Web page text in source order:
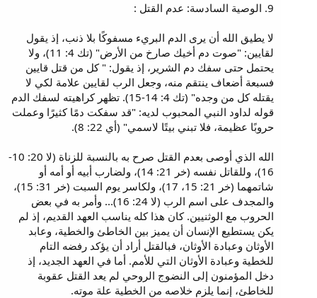
9. الوصية السادسة: عدم القتل :
لا يطيق الله أن يرى الدم البريء مسفوكًا بلا ذنب، إذ يقول
لقايين: "صوت دم أخيك صارخ من الأرض" (تك 4: 11)، ولا
يحتمل حتى سفك دم الشرير، إذ يقول: " كل من قتل قايين
فسبعة أضعاف ينتقم منه، وجعل الرب لقايين علامة لكي لا
يقتله كل من وجده" (تك 4: 14-15). تظهر كراهيته لسفك الدم
قوله لداود النبي المحبوب لديه: "قد سفكت دمًا كثيرًا وعملت
حروبًا عظيمة، فلا تبني بيتًا لاسمي" (أي 22: 8).
الله الذي أوصى بعدم القتل صرح به بالنسبة للزناة (لا 20: 10-
16)، وللقاتل نفسه (خر 21: 14)، ولضارب أبيه أو أمه أو
شاتمهما (خر 21: 15، 17)، ولكاسر يوم السبت (خر 31: 15)،
والمجدف على اسم الرب (لا 24: 16)... وأمر به في بعض
الحروب مع الوثنيين. كان هذا كله يناسب العهد القديم، إذ لم
يكن يستطيع الإنسان أن يميز بين الخاطئ والخطية، وعابد
الأوثان وعبادة الأوثان، فبالقتل أراد أن يؤكد رفضه التام
للخطية وعبادة الأوثان التي للأمم. أما في العهد الجديد، إذ
دخل المؤمنون إلى النضوج الروحي لم يعد القتل عقوبة
للخاطئ، إنما يلزم خلاصه من الخطية علة موته.